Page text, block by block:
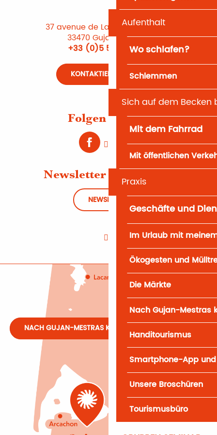
Aufenthalt
Wo schlafen?
Schlemmen
Sich auf dem Becken
Mit dem Fahrrad
Mit öffentlichen
Praxis
Geschäfte und
Im Urlaub mit
Ökogesten und
Die Märkte
Nach Gujan-Mestras
Handitourismus
Smartphone-App und
Unsere Broschüren
Tourismusbüro
37 avenue de Lattre de Tassigny
33470 Gujan-Mestras
+33 (0)5 56 66 12 65
KONTAKTIEREN SIE UNS
Folgen Sie uns
Newsletter abonnieren
NEWSLETTER
NACH GUJAN-MESTRAS KOMMEN